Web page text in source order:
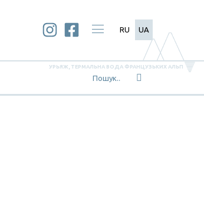
RU UA
УРЬЯЖ, ТЕРМАЛЬНА ВОДА ФРАНЦУЗЬКИХ АЛЬП